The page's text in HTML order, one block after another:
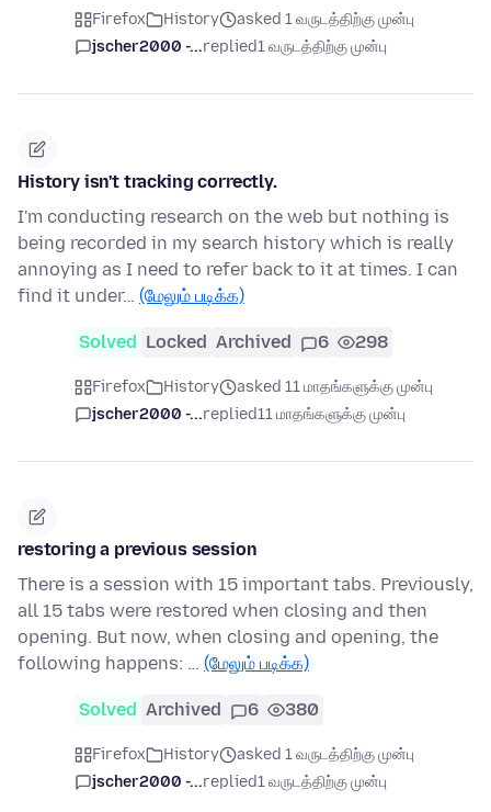
Firefox History
asked 1 வருடத்திற்கு முன்பு
jscher2000 -...replied1 வருடத்திற்கு முன்பு
History isn't tracking correctly.
I'm conducting research on the web but nothing is
being recorded in my search history which is really
annoying as I need to refer back to it at times. I can
find it under… (மேலும் படிக்க)
Solved Locked Archived 6 298
Firefox History
asked 11 மாதங்களுக்கு முன்பு
jscher2000 -...replied11 மாதங்களுக்கு முன்பு
restoring a previous session
There is a session with 15 important tabs. Previously,
all 15 tabs were restored when closing and then
opening. But now, when closing and opening, the
following happens: … (மேலும் படிக்க)
Solved Archived 6 380
Firefox History
asked 1 வருடத்திற்கு முன்பு
jscher2000 -...replied1 வருடத்திற்கு முன்பு